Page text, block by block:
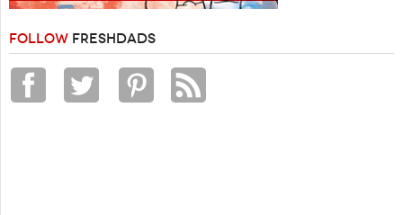
FOLLOW FRESHDADS